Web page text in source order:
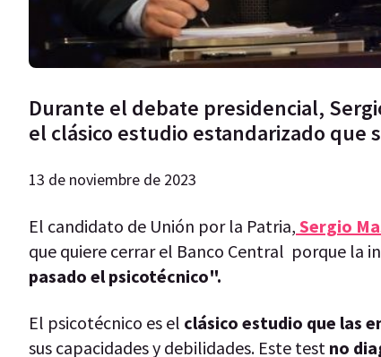
Durante el debate presidencial,
el clásico estudio estandarizado que
13 de noviembre de 2023
El candidato de Unión por la Patria, Sergio
que quiere cerrar el Banco Central porque la
pasado el psicotécnico".
El psicotécnico es el clásico estudio que las
sus capacidades y debilidades. Este test no